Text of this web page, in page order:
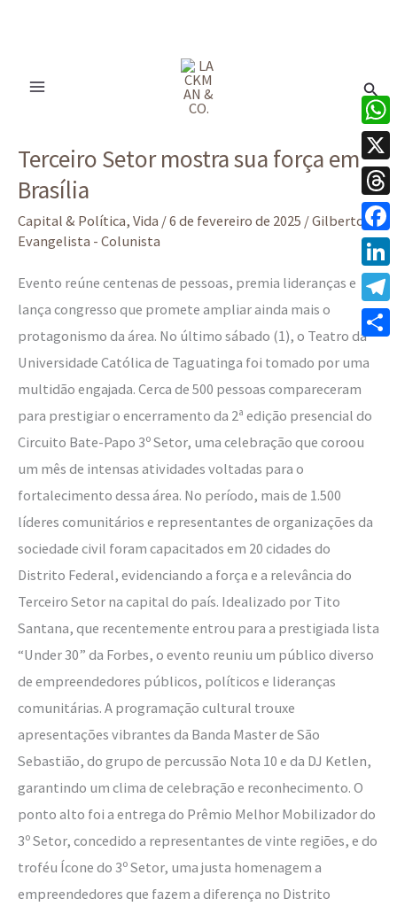
Terceiro Setor mostra sua força em
Brasília
Capital & Política, Vida /6 de fevereiro de 2025 /Gilberto
Evangelista - Colunista
Evento reúne centenas de pessoas, premia lideranças e
lança congresso que promete ampliar ainda mais o
protagonismo da área. No último sábado (1), o Teatro da
Universidade Católica de Taguatinga foi tomado por uma
multidão engajada. Cerca de 500 pessoas compareceram
para prestigiar o encerramento da 2ª edição presencial do
Circuito Bate-Papo 3º Setor, uma celebração que coroou
um mês de intensas atividades voltadas para o
fortalecimento dessa área. No período, mais de 1.500
líderes comunitários e representantes de organizações da
sociedade civil foram capacitados em 20 cidades do
Distrito Federal, evidenciando a força e a relevância do
Terceiro Setor na capital do país. Idealizado por Tito
Santana, que recentemente entrou para a prestigiada lista
“Under 30” da Forbes, o evento reuniu um público diverso
de empreendedores públicos, políticos e lideranças
comunitárias. A programação cultural trouxe
apresentações vibrantes da Banda Master de São
Sebastião, do grupo de percussão Nota 10 e da DJ Ketlen,
garantindo um clima de celebração e reconhecimento. O
ponto alto foi a entrega do Prêmio Melhor Mobilizador do
3º Setor, concedido a representantes de vinte regiões, e do
troféu Ícone do 3º Setor, uma justa homenagem a
empreendedores que fazem a diferença no Distrito
Setor
mostra
sua
força
Brasília
X